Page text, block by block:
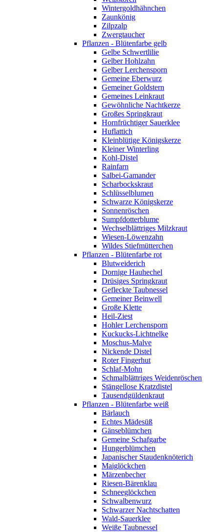
Wintergoldhähnchen
Zaunkönig
Zilpzalp
Zwergtaucher
Pflanzen - Blütenfarbe gelb
Gelbe Schwertlilie
Gelber Hohlzahn
Gelber Lerchensporn
Gemeine Eberwurz
Gemeiner Goldstern
Gemeines Leinkraut
Gewöhnliche Nachtkerze
Großes Springkraut
Hornfrüchtiger Sauerklee
Huflattich
Kleinblütige Königskerze
Kleiner Winterling
Kohl-Distel
Rainfarn
Salbei-Gamander
Scharbockskraut
Schlüsselblumen
Schwarze Königskerze
Sonnenröschen
Sumpfdotterblume
Wechselblättriges Milzkraut
Wiesen-Löwenzahn
Wildes Stiefmütterchen
Pflanzen - Blütenfarbe rot
Blutweiderich
Dornige Hauhechel
Drüsiges Springkraut
Gefleckte Taubnessel
Gemeiner Beinwell
Große Klette
Heil-Ziest
Hohler Lerchensporn
Kuckucks-Lichtnelke
Moschus-Malve
Nickende Distel
Roter Fingerhut
Schlaf-Mohn
Schmalblättriges Weidenröschen
Stängellose Kratzdistel
Tausendgüldenkraut
Pflanzen - Blütenfarbe weiß
Bärlauch
Echtes Mädesüß
Gänseblümchen
Gemeine Schafgarbe
Hungerblümchen
Japanischer Staudenknöterich
Maiglöckchen
Märzenbecher
Riesen-Bärenklau
Schneeglöckchen
Schwalbenwurz
Schwarzer Nachtschatten
Wald-Sauerklee
Weiße Taubnessel